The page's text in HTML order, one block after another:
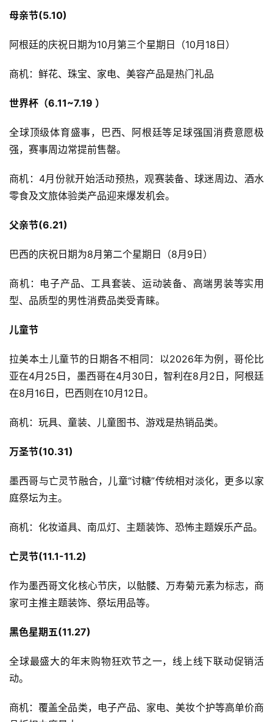
页
全
球
开
跨
百
科
社
营
跨
导
母亲节(5.10)
阿根廷的庆祝日期为10月第三个星期日（10月18日）
商机：鲜花、珠宝、家电、美容产品是热门礼品
世界杯（6.11~7.19 ）
全球顶级体育盛事，巴西、阿根廷等足球强国消费意愿极
强，赛事周边常提前售罄。
商机：4月份就开始活动预热，观赛装备、球迷周边、酒水
零食及文旅体验类产品迎来爆发机会。
父亲节(6.21)
巴西的庆祝日期为8月第二个星期日（8月9日）
商机：电子产品、工具套装、运动装备、高端男装等实用
型、品质型的男性消费品类受青睐。
儿童节
拉美本土儿童节的日期各不相同：以2026年为例，哥伦比
亚在4月25日，墨西哥在4月30日，智利在8月2日，阿根廷
在8月16日，巴西则在10月12日。
商机：玩具、童装、儿童图书、游戏是热销品类。
万圣节(10.31)
墨西哥与亡灵节融合，儿童“讨糖”传统相对淡化，更多以家
庭祭坛为主。
商机：化妆道具、南瓜灯、主题装饰、恐怖主题娱乐产品。
亡灵节(11.1-11.2)
作为墨西哥文化核心节庆，以骷髅、万寿菊元素为标志，商
家可主推主题装饰、祭坛用品等。
黑色星期五(11.27)
全球最盛大的年末购物狂欢节之一，线上线下联动促销活
动。
商机：覆盖全品类，电子产品、家电、美妆个护等高单价商